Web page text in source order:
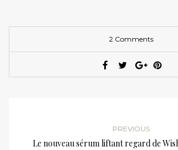
2 Comments
PREVIOUS
Le nouveau sérum liftant regard de